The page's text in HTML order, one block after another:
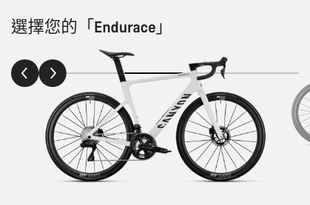
選擇您的「Endurace」